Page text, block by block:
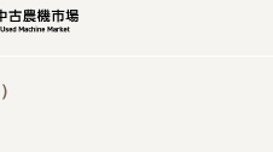
した、有難うございまし